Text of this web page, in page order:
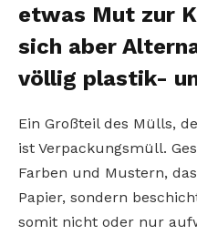
etwas Mut zur
sich aber
völlig plastik-
Ein Großteil des Mülls,
ist Verpackungsmüll.
Farben und Mustern,
Papier, sondern
somit nicht oder nur